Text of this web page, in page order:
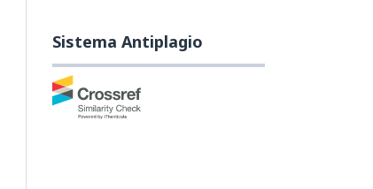
Sistema Antiplagio